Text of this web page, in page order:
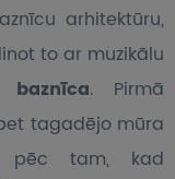
arhitektūru,
to ar muzikālu
baznīca. Pirmā
tagadējo mūra
pēc tam, kad